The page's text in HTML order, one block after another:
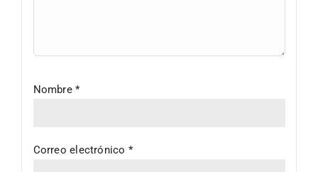
Nombre*
Correo electrónico *